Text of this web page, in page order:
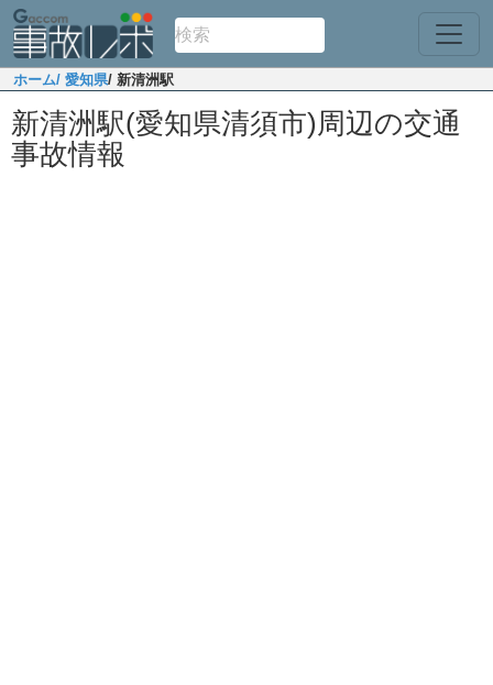
ホーム/ 愛知県/ 新清洲駅
新清洲駅(愛知県清須市)周辺の交通
事故情報